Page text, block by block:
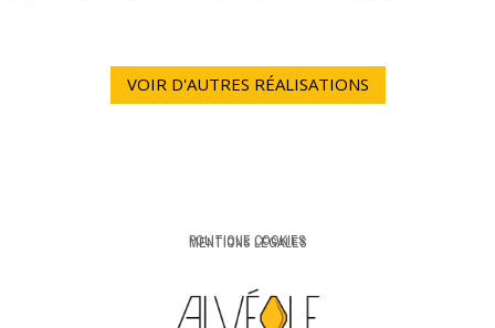
VOIR D'AUTRES RÉALISATIONS
MENTIONS LÉGALES
POLITIQUE COOKIES